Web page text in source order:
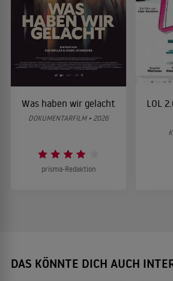
Was haben wir gelacht
DOKUMENTARFILM • 2026
prisma-Redaktion
LOL
DAS KÖNNTE DICH AUCH